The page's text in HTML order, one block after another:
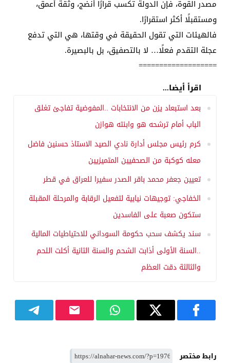
مصدر القوة، فإن الدولة تكسب قرارًا أنضج، وثقة أعمق،
ومستقبلًا أكثر استقرارًا.
فالهيئات التي تقول الحقيقة في وقتها، هي التي تدفع
عجلة التقدم فعلًا… لا بالتصفيق، بل بالبصيرة.
===================
اقرأ أيضا...
بعد استبعاد يزن من الانتخابات ..المفوضية تفاجئ تغلق
الباب أمام ترشحه هو وابنته هوازن
كرم رئيس مجلس أدارة نادي الصيد الاستاذ حسنين فاضل
معله كوكبة من الصحفيين المتميزيين
تعيين جعفر محمد باقر الصدر سفيرا للعراق في قطر
الخفاجي: توجيهات نيابية لتفعيل الرقابة والمرحلة المقبلة
ستكون صعبة على الفاسدين
سند يكشف سحب حكومة السوداني للاحتياطيات المالية
..السنة الأولى أذابت الشحم والسنة الثانية أكلت اللحم
والثالثة دقت العظم
رابط مختصر